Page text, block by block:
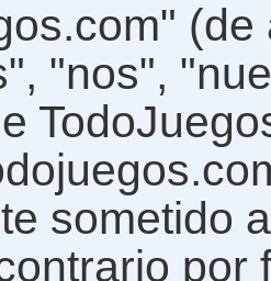
"nos",
sometido
por